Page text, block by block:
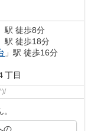
」駅 徒歩8分
」駅 徒歩18分
」駅 徒歩16分
丁目
の